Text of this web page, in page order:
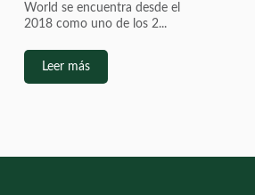
World se encuentra desde el
2018 como uno de los 2...
Leer más